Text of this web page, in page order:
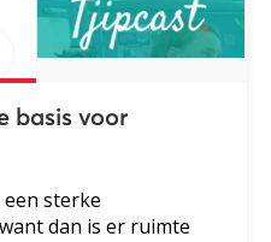
basis voor
sterke
dan is er ruimte